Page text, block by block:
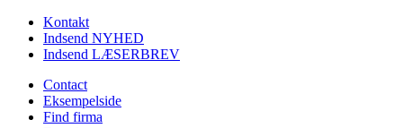
Kontakt
Indsend NYHED
Indsend LÆSERBREV
Contact
Eksempelside
Find firma